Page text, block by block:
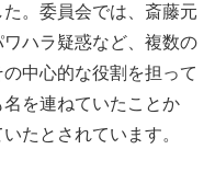
。委員会では、斎藤元
ハラ疑惑など、複数の
中心的な役割を担って
を連ねていたことか
たとされています。